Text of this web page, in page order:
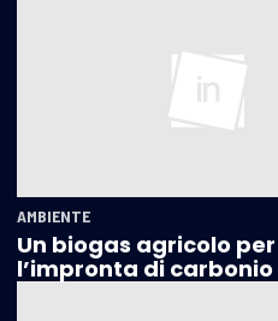
AMBIENTE
Un biogas agricolo
l’impronta di carbonio